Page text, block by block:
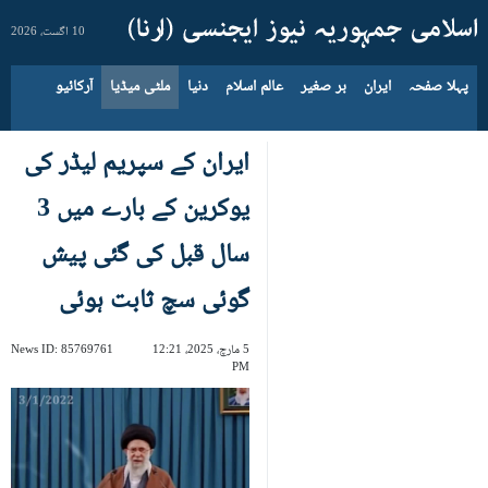
10 اگست، 2026
پہلا صفحہ ایران بر صغیر عالم اسلام دنیا ملٹی میڈیا آرکائیو
ایران کے سپریم لیڈر کی
یوکرین کے بارے میں 3
سال قبل کی گئی پیش
گوئی سچ ثابت ہوئی
5 مارچ، 2025، 12:21
PM
News ID: 85769761